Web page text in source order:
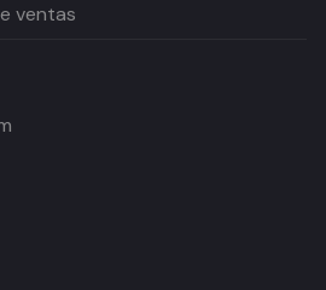
ventas